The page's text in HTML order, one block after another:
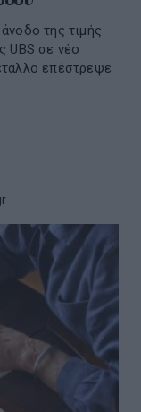
της τιμής
UBS σε νέο
επέστρεψε